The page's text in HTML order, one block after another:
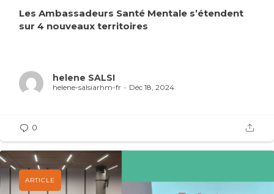
Les Ambassadeurs Santé Mentale s’étendent
sur 4 nouveaux territoires
helene SALSI
helene-salsiarhm-fr Déc 18, 2024
0